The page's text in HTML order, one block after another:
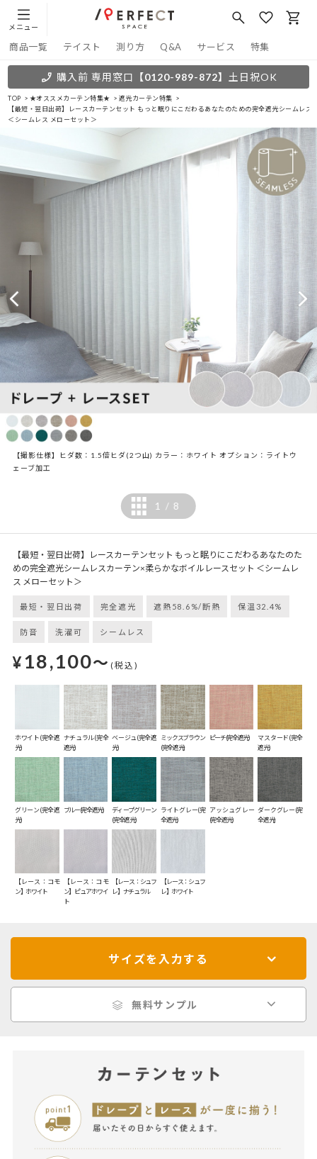
メニュー
商品一覧 テイスト 測り方 Q&A サービス 特集
購入前 専用窓口 【0120-989-872】 土日祝OK
TOP ★オススメカーテン特集★
遮光カーテン特集
【最短・翌日出荷】レースカーテンセット もっと眠りにこだわるあなたのための完全遮光シームレ
＜シームレス メローセット＞
【撮影仕様】ヒダ数：1.5倍ヒダ(2つ山) カラー：ホワイト オプション：ライトウ
ェーブ加工
1 / 8
【最短・翌日出荷】レースカーテンセット もっと眠りにこだわるあなたのた
めの完全遮光シームレスカーテン×柔らかなボイルレースセット ＜シームレ
ス メローセット＞
最短・翌日出荷 完全遮光 遮熱58.6%/断熱 保温32.4%
防音 洗濯可 シームレス
¥18,100～ (税込)
ホワイト(完全遮
光)
ナチュラル(完全
遮光)
ベージュ(完全遮
光)
ミックスブラウン
(完全遮光)
ピーチ(完全遮光)
マスタード(完全
遮光)
グリーン(完全遮
光)
ブルー(完全遮光)
ディープグリーン
(完全遮光)
ライトグレー(完
全遮光)
アッシュグレー
(完全遮光)
ダークグレー(完
全遮光)
【レース：コモ
ン】ホワイト
【レース：コモ
ン】ピュアホワイ
ト
【レース：シュフ
レ】ナチュラル
【レース：シュフ
レ】ホワイト
サイズを入力する
無料サンプル